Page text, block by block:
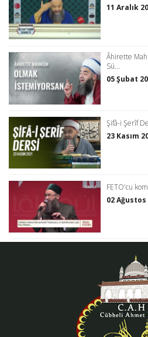
11 Aralık
Âhirette
Sü...
05 Şubat
Şifâ-i Şerîf
23 Kasım
FETO'cu
02 Ağustos